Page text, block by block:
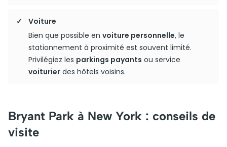
Voiture
Bien que possible en voiture personnelle, le
stationnement à proximité est souvent limité.
Privilégiez les parkings payants ou service
voiturier des hôtels voisins.
Bryant Park à New York : conseils de
visite